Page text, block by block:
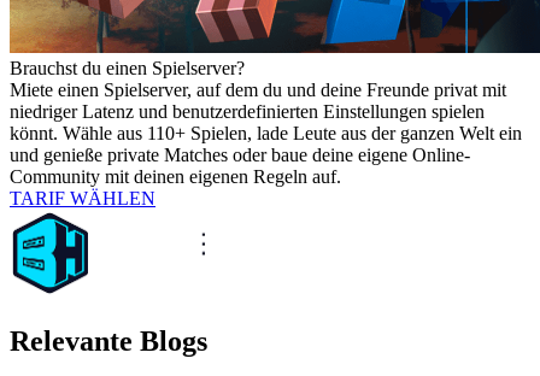
Brauchst du einen Spielserver?
Miete einen Spielserver, auf dem du und deine Freunde privat mit
niedriger Latenz und benutzerdefinierten Einstellungen spielen
könnt. Wähle aus 110+ Spielen, lade Leute aus der ganzen Welt ein
und genieße private Matches oder baue deine eigene Online-
Community mit deinen eigenen Regeln auf.
TARIF WÄHLEN
Relevante Blogs